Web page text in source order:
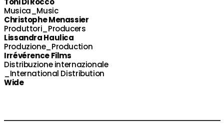
Musica_Music
Christophe Menassier
Produttori_Producers
Lissandra Haulica
Produzione_Production
Irrévérence Films
Distribuzione internazionale
_International Distribution
Wide